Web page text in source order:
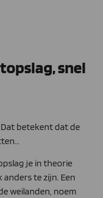
snel
betekent dat de
je in theorie
te zijn. Een
weilanden, noem